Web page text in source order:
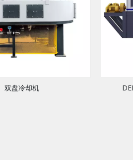
双盘冷却机